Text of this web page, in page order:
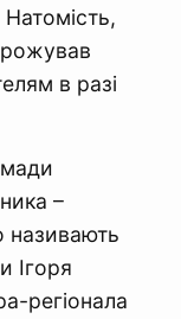
в разі
–
називають
Ігоря
регіонала